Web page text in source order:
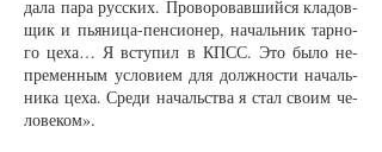
да­ла па­ра рус­ских. Про­во­ро­вав­ший­ся кла­дов­
щик и пья­ни­ца-пен­си­о­нер, на­чаль­ник тар­но­
го це­ха… Я всту­пил в КПСС. Это бы­ло не­
пре­мен­ным усло­ви­ем для долж­нос­ти на­чаль­
ни­ка це­ха. Сре­ди на­чальст­ва я стал сво­им че­
ло­ве­ком».